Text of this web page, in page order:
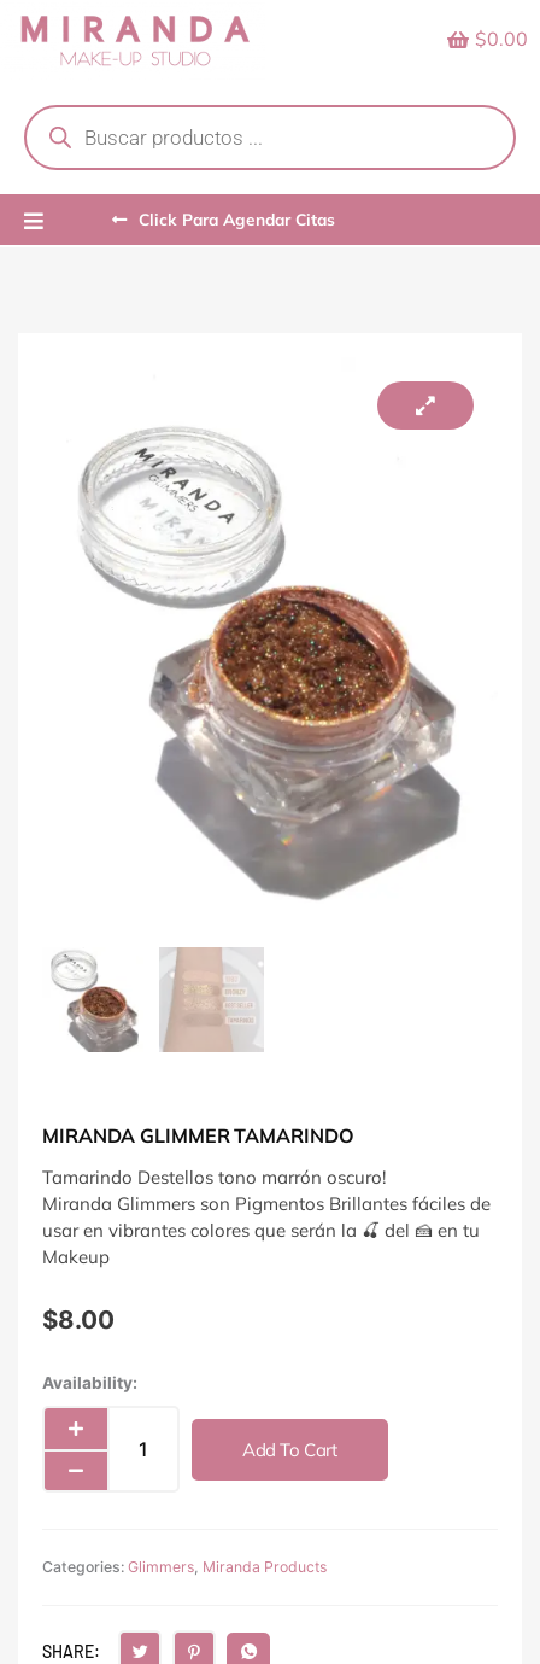
Skip
search
$0.00
Click Para Agendar Citas
MIRANDA GLIMMER TAMARINDO
Tamarindo Destellos tono marrón oscuro!
Miranda Glimmers son Pigmentos Brillantes fáciles de
usar en vibrantes colores que serán la 🍒 del 🍰 en tu
Makeup
$8.00
Availability:Miranda
quantity
Add To Cart
Categories: Glimmers, Miranda Products
SHARE: